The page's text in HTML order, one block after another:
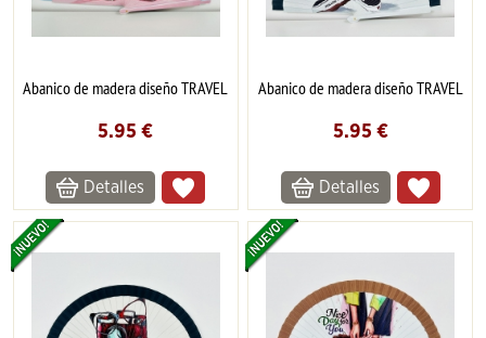
Abanico de madera diseño TRAVEL
5.95 €
Detalles
Abanico de madera diseño TRAVEL
5.95 €
Detalles